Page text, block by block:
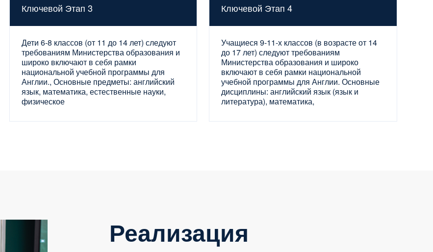
Ключевой Этап 3
Дети 6-8 классов (от 11 до 14 лет) следуют
требованиям Министерства образования и
широко включают в себя рамки
национальной учебной программы для
Англии., Основные предметы: английский
язык, математика, естественные науки,
физическое
Ключевой Этап 4
Учащиеся 9-11-х классов (в возрасте от 14
до 17 лет) следуют требованиям
Министерства образования и широко
включают в себя рамки национальной
учебной программы для Англии. Основные
дисциплины: английский язык (язык и
литература), математика,
Реализация